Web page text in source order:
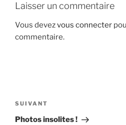
Laisser un commentaire
Vous devezvous connecter
commentaire.
de
l’article
Article
suivant
SUIVANT
Photos insolites !